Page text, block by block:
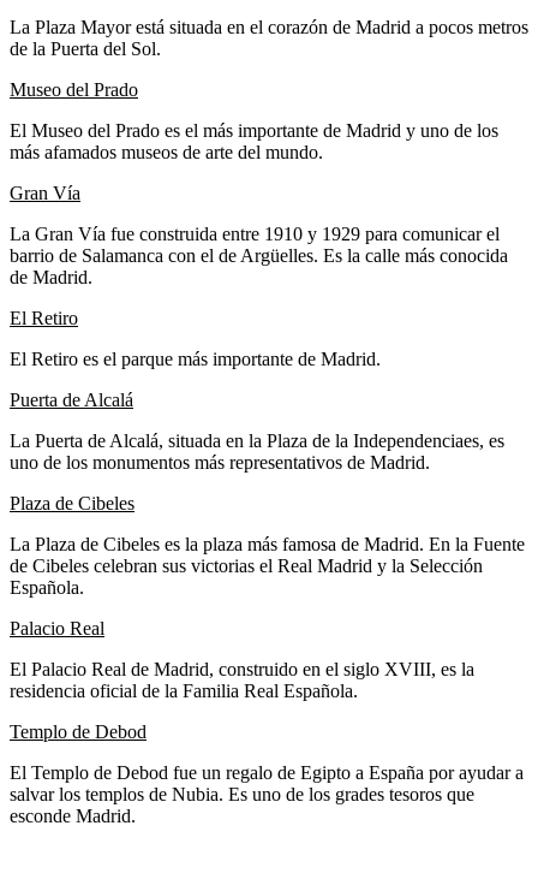
La Plaza Mayor está situada en el corazón de Madrid a pocos metros
de la Puerta del Sol.
Museo del Prado
El Museo del Prado es el más importante de Madrid y uno de los
más afamados museos de arte del mundo.
Gran Vía
La Gran Vía fue construida entre 1910 y 1929 para comunicar el
barrio de Salamanca con el de Argüelles. Es la calle más conocida
de Madrid.
El Retiro
El Retiro es el parque más importante de Madrid.
Puerta de Alcalá
La Puerta de Alcalá, situada en la Plaza de la Independenciaes, es
uno de los monumentos más representativos de Madrid.
Plaza de Cibeles
La Plaza de Cibeles es la plaza más famosa de Madrid. En la Fuente
de Cibeles celebran sus victorias el Real Madrid y la Selección
Española.
Palacio Real
El Palacio Real de Madrid, construido en el siglo XVIII, es la
residencia oficial de la Familia Real Española.
Templo de Debod
El Templo de Debod fue un regalo de Egipto a España por ayudar a
salvar los templos de Nubia. Es uno de los grades tesoros que
esconde Madrid.